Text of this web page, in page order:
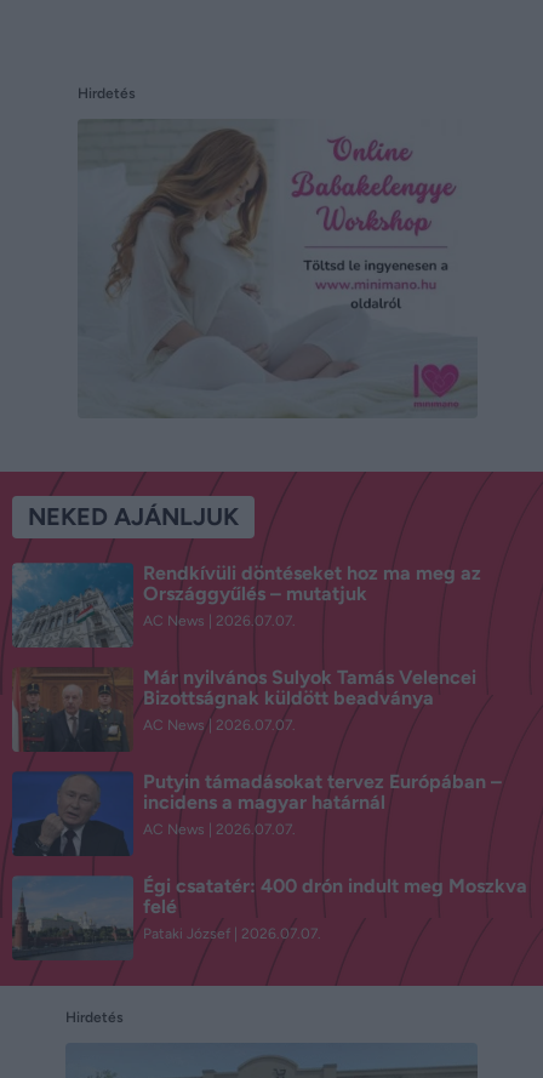
Hirdetés
NEKED AJÁNLJUK
Rendkívüli döntéseket hoz ma meg az
Országgyűlés – mutatjuk
AC News 2026.07.07.
Már nyilvános Sulyok Tamás Velencei
Bizottságnak küldött beadványa
AC News 2026.07.07.
Putyin támadásokat tervez Európában –
incidens a magyar határnál
AC News 2026.07.07.
Égi csatatér: 400 drón indult meg Moszkva
felé
Pataki József 2026.07.07.
Hirdetés